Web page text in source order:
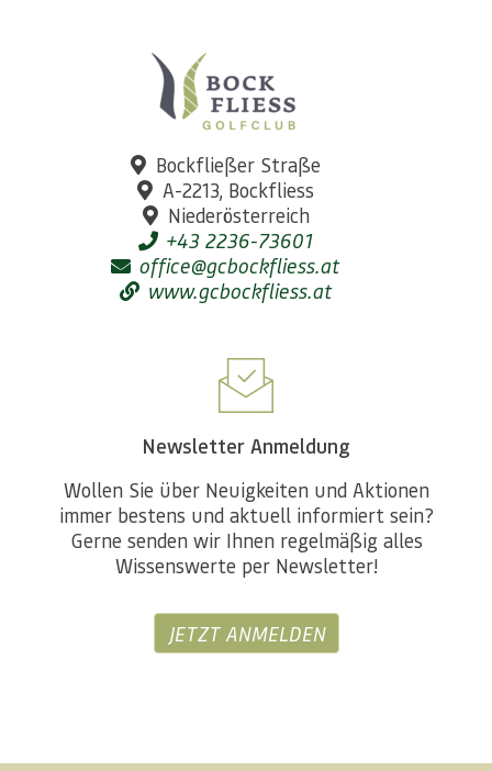
Bockfließer Straße
A-2213, Bockfliess
Niederösterreich
+43 2236-73601
office@gcbockfliess.at
www.gcbockfliess.at
Newsletter Anmeldung
Wollen Sie über Neuigkeiten und Aktionen
immer bestens und aktuell informiert sein?
Gerne senden wir Ihnen regelmäßig alles
Wissenswerte per Newsletter!
JETZT ANMELDEN